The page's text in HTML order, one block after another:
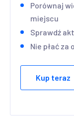
Porównaj
miejscu
Sprawdź
Nie płać za
Kup teraz